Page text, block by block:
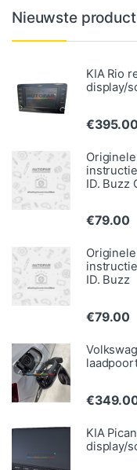
Nieuwste
KIA Rio
display/
€395.00
ID. Buzz
€79.00
ID. Buzz
€79.00
€
KIA
display/